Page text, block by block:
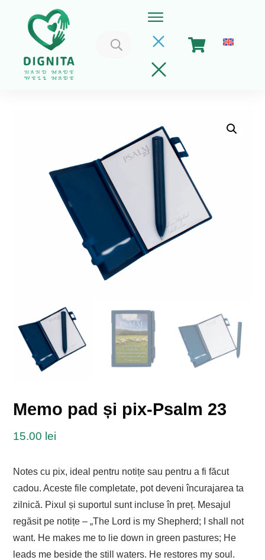
Caută
după:
Implica-te
Memo pad și pix-Psalm 23
15.00 lei
Notes cu pix, ideal pentru notițe sau pentru a fi făcut
cadou. Aceste file completate, pot deveni încurajarea ta
zilnică. Pixul și suportul sunt incluse în preț. Mesajul
regăsit pe notițe – „The Lord is my Shepherd; I shall not
want. He makes me to lie down in green pastures; He
leads me beside the still waters. He restores my soul.